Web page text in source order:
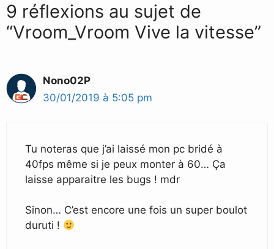
9 réflexions au sujet de
“Vroom_Vroom Vive la vitesse”
Nono02P
30/01/2019 à 5:05 pm
Tu noteras que j’ai laissé mon pc bridé à
40fps même si je peux monter à 60… Ça
laisse apparaitre les bugs ! mdr
Sinon… C’est encore une fois un super boulot
duruti !